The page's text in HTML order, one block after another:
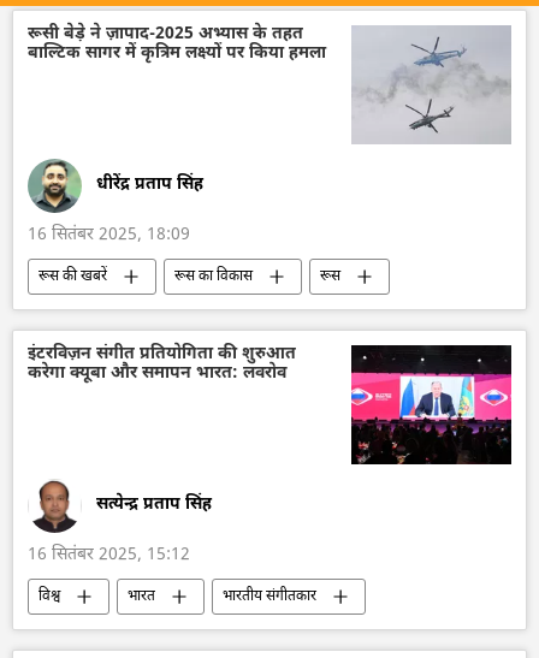
यूक्रेन सशस्त्र बल
यूक्रेन का जवाबी हमला
रूसी बेड़े ने ज़ापाद-2025 अभ्यास के तहत
बाल्टिक सागर में कृत्रिम लक्ष्यों पर किया हमला
धीरेंद्र प्रताप सिंह
16 सितंबर 2025, 18:09
रूस की खबरें रूस का विकास
रूस
मास्को
बेलारूस
परमाणु हथियार
परमाणु परीक्षण
परमाणु ऊर्जा
मिसाइल विध्वंसक
इंटरविज़न संगीत प्रतियोगिता की शुरुआत
करेगा क्यूबा और समापन भारत: लवरोव
सत्येन्द्र प्रताप सिंह
16 सितंबर 2025, 15:12
विश्व भारत
भारतीय संगीतकार
रूस
रूसी विदेश मंत्रालय
विदेश मंत्रालय